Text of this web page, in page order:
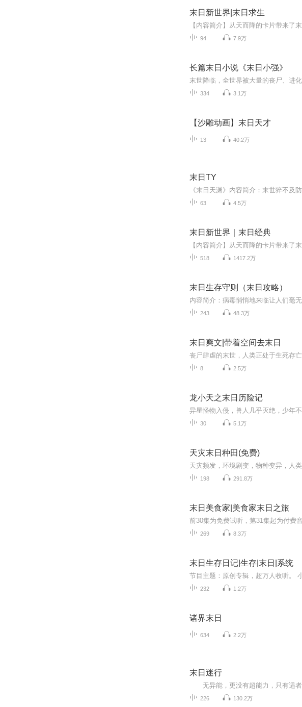
末日新世界|末日求生
94 7.9万
长篇末日小说《末日小强》
334 3.1万
【沙雕动画】末日天才
13 40.2万
末日TY
63 4.5万
末日新世界｜末日经典
518 1417.2万
末日生存守则（末日攻略）
243 48.3万
末日爽文|带着空间去末日
8 2.5万
龙小天之末日历险记
30 5.1万
天灾末日种田(免费)
198 291.8万
末日美食家|美食家末日之旅
269 8.3万
末日生存日记|生存|末日|系统
232 1.2万
诸界末日
634 2.2万
末日迷行
226 130.2万